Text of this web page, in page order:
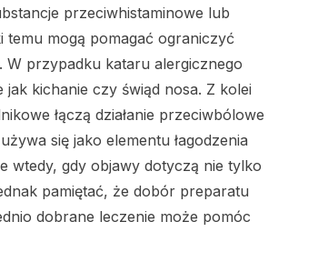
przeciwhistaminowe lub
temu mogą pomagać ograniczyć
W przypadku kataru alergicznego
kichanie czy świąd nosa. Z kolei
łączą działanie przeciwbólowe
się jako elementu łagodzenia
wtedy, gdy objawy dotyczą nie tylko
pamiętać, że dobór preparatu
dobrane leczenie może pomóc